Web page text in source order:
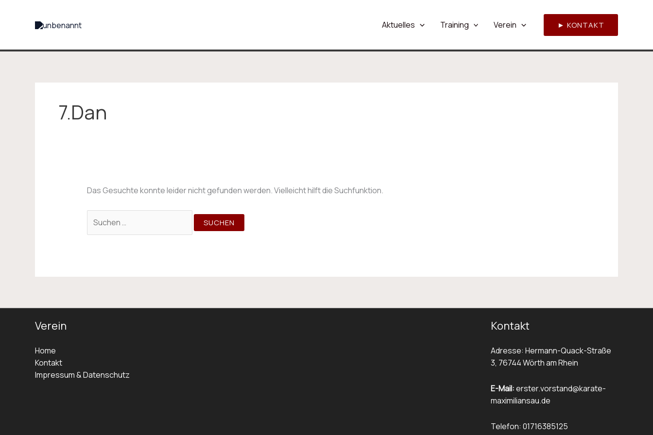
Aktuelles Training Verein ► KONTAKT
7.Dan
Das Gesuchte konnte leider nicht gefunden werden. Vielleicht hilft die Suchfunktion.
Verein
Home
Kontakt
Impressum & Datenschutz
Kontakt
Adresse: Hermann-Quack-Straße
3, 76744 Wörth am Rhein
E-Mail:erster.vorstand@karate-
maximiliansau.de
Telefon: 01716385125